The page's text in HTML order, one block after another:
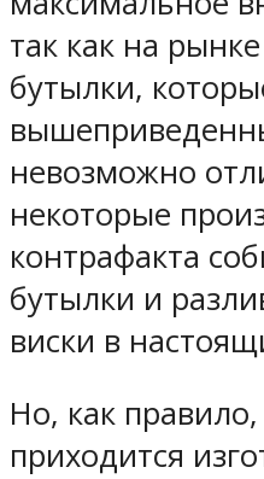
так как на
бутылки,
невозможно
некоторые
контрафакта
бутылки и
виски в
Но, как
приходится